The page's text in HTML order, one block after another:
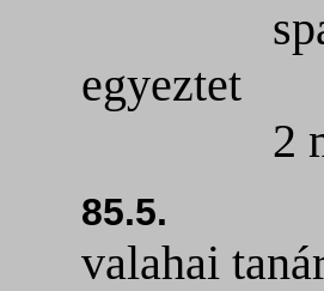
spanyol
egyeztet
2
85.5.
valahai